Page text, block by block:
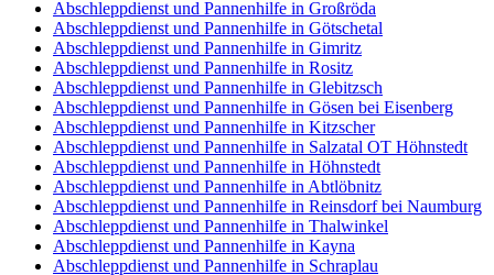
Abschleppdienst und Pannenhilfe in Großröda
Abschleppdienst und Pannenhilfe in Götschetal
Abschleppdienst und Pannenhilfe in Gimritz
Abschleppdienst und Pannenhilfe in Rositz
Abschleppdienst und Pannenhilfe in Glebitzsch
Abschleppdienst und Pannenhilfe in Gösen bei Eisenberg
Abschleppdienst und Pannenhilfe in Kitzscher
Abschleppdienst und Pannenhilfe in Salzatal OT Höhnstedt
Abschleppdienst und Pannenhilfe in Höhnstedt
Abschleppdienst und Pannenhilfe in Abtlöbnitz
Abschleppdienst und Pannenhilfe in Reinsdorf bei Naumburg
Abschleppdienst und Pannenhilfe in Thalwinkel
Abschleppdienst und Pannenhilfe in Kayna
Abschleppdienst und Pannenhilfe in Schraplau